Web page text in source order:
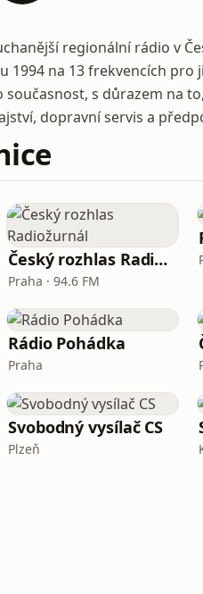
regionální rádio v
1994 na 13 frekvencích
současnost, s důrazem na
dopravní servis a
Český rozhlas Radiožurnál
Praha · 94.6 FM
Rádio Pohádka
Praha
Svobodný vysílač CS
Plzeň